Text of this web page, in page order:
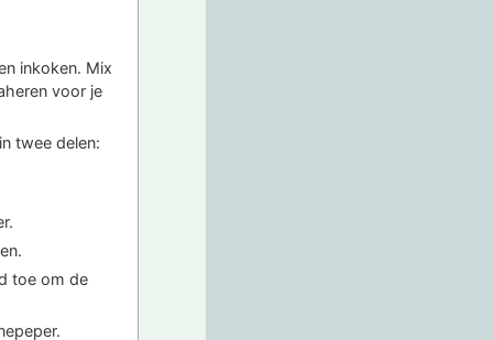
inkoken. Mix
voor je
twee delen:
toe om de